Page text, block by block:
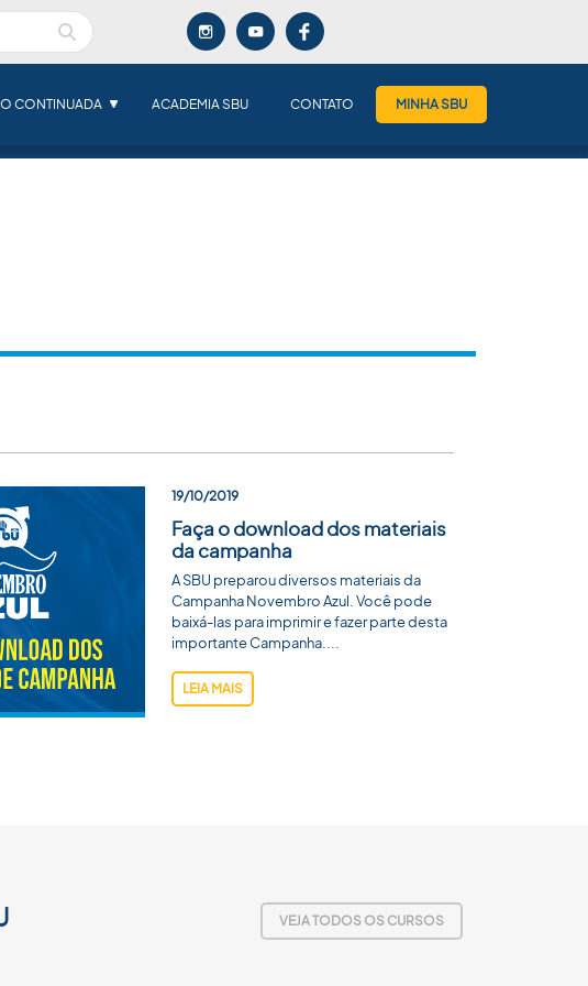
CONTINUADA ACADEMIA SBU CONTATO MINHA SBU
19/10/2019
Faça o download dos materiais
da campanha
A SBU preparou diversos materiais da
Campanha Novembro Azul. Você pode
baixá-las para imprimir e fazer parte desta
importante Campanha....
LEIA MAIS
VEJA TODOS OS CURSOS